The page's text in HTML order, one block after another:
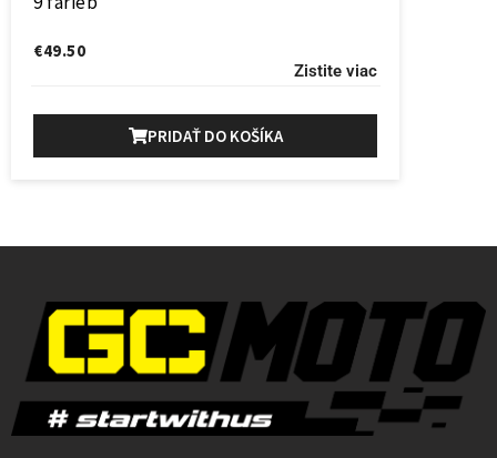
€49.50
Zistite viac
PRIDAŤ DO KOŠÍKA